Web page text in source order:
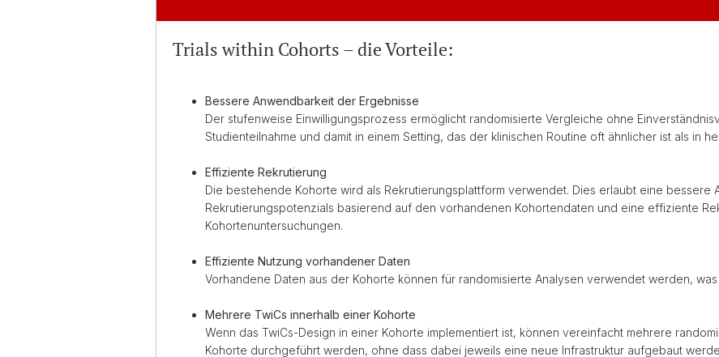
Trials within Cohorts – die Vorteile:
Bessere Anwendbarkeit der Ergebnisse
Der stufenweise Einwilligungsprozess ermöglicht randomisierte Vergleiche ohne
Studienteilnahme und damit in einem Setting, das der klinischen Routine oft ähnlicher ist als in
Effiziente Rekrutierung
Die bestehende Kohorte wird als Rekrutierungsplattform verwendet. Dies erlaubt eine bessere
Rekrutierungspotenzials basierend auf den vorhandenen Kohortendaten und eine effiziente
Kohortenuntersuchungen.
Effiziente Nutzung vorhandener Daten
Vorhandene Daten aus der Kohorte können für randomisierte Analysen verwendet werden,
Mehrere TwiCs innerhalb einer Kohorte
Wenn das TwiCs-Design in einer Kohorte implementiert ist, können vereinfacht mehrere
Kohorte durchgeführt werden, ohne dass dabei jeweils eine neue Infrastruktur aufgebaut